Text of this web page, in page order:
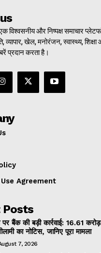
विश्वसनीय और निष्पक्ष समाचार
व्यापार, खेल, मनोरंजन, स्वास्थ्य,
प्रदान करता है।
Agreement
पर बैंक की बड़ी कार्रवाई: 16.61
का नोटिस, जानिए पूरा मामला
7, 2026